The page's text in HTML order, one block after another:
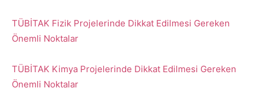
TÜBİTAK Fizik Projelerinde Dikkat Edilmesi Gereken
Önemli Noktalar
TÜBİTAK Kimya Projelerinde Dikkat Edilmesi Gereken
Önemli Noktalar